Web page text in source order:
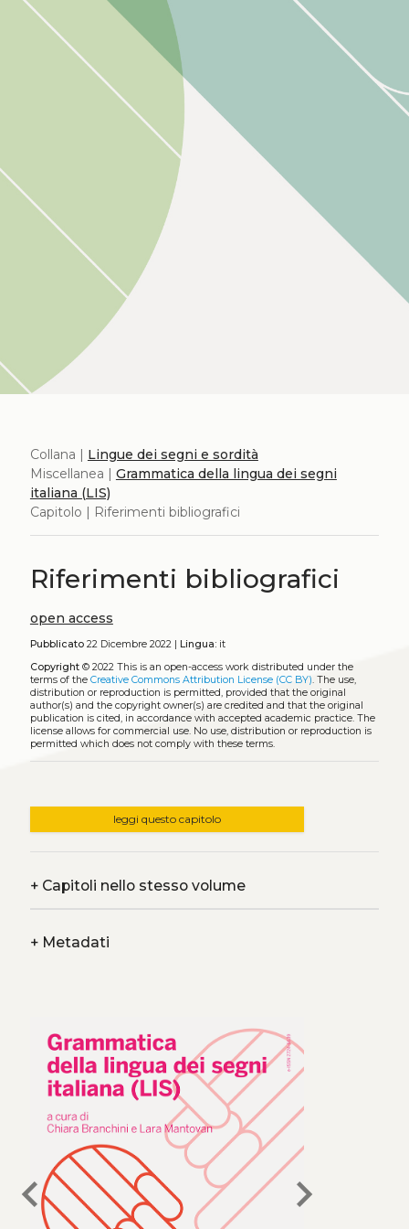
Collana | Lingue dei segni e sordità
Miscellanea | Grammatica della lingua dei segni
italiana (LIS)
Capitolo | Riferimenti bibliografici
Riferimenti bibliografici
open access
Pubblicato22 Dicembre 2022 | Lingua:it
Copyright© 2022 This is an open-access work distributed under the
terms of the Creative Commons Attribution License (CC BY). The use,
distribution or reproduction is permitted, provided that the original
author(s) and the copyright owner(s) are credited and that the original
publication is cited, in accordance with accepted academic practice. The
license allows for commercial use. No use, distribution or reproduction is
permitted which does not comply with these terms.
leggi questo capitolo
+Capitoli nello stesso volume
+Metadati
chevron_left chevron_right